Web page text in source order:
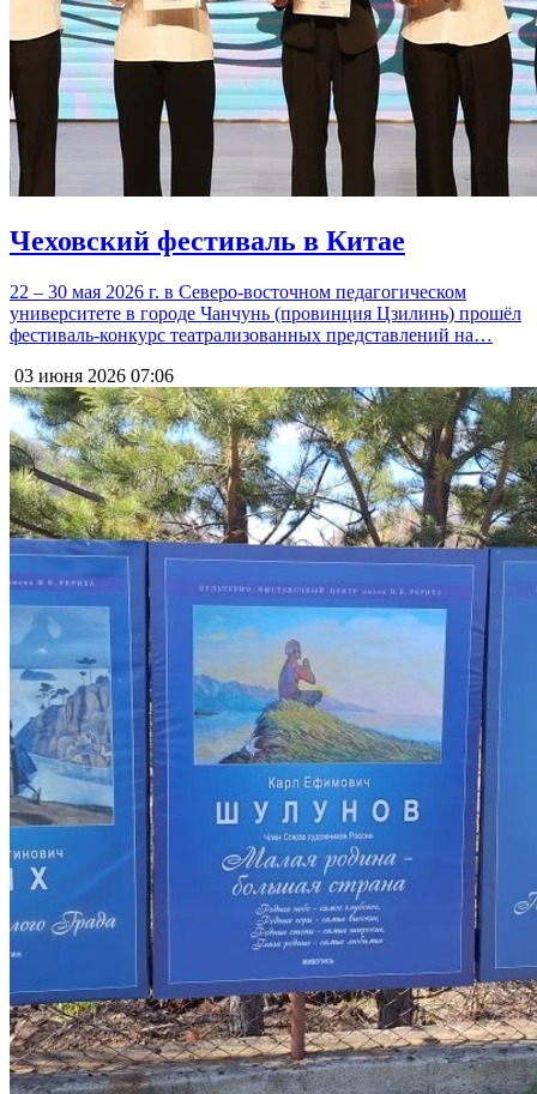
Чеховский фестиваль в Китае
22 – 30 мая 2026 г. в Северо-восточном педагогическом
университете в городе Чанчунь (провинция Цзилинь) прошёл
фестиваль-конкурс театрализованных представлений на…
03 июня 2026 07:06